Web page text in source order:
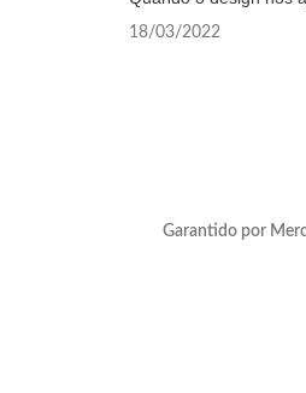
18/03/2022
Garantido por